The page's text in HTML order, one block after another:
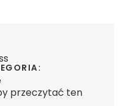
przeczytać ten